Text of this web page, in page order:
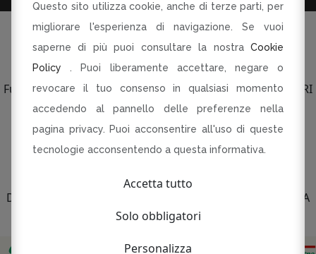
©Tutti i diritti riservati
Fusorari di Dania Botti e C SAS p.le Torti 5 Modena PI CF RI
03134230360
R-INNOVARE PER RI-PARTIRE
Progetto cofinanziato dal Fondo europeo di sviluppo
Bando QUALIFICAZIONE E VALORIZZAZIONE
DELLE IMPRESE DEL COMMERCIO AL DETTAGLIO E DELLA
SOMMINISTRAZIONE AL PUBBLICO DI ALIMENTI E
Questo sito utilizza cookie, anche di terze parti, per
migliorare l'esperienza di navigazione. Se vuoi
saperne di più puoi consultare la nostra Cookie
Policy . Puoi liberamente accettare, negare o
revocare il tuo consenso in qualsiasi momento
accedendo al pannello delle preferenze nella
pagina privacy. Puoi acconsentire all'uso di queste
tecnologie acconsentendo a questa informativa.
Accetta tutto
Solo obbligatori
Personalizza